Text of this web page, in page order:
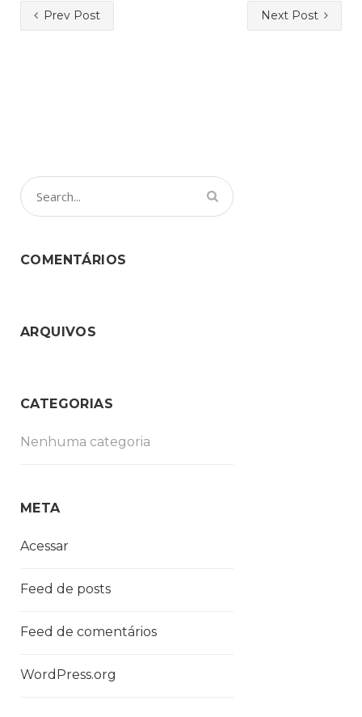
Prev Post Next Post
COMENTÁRIOS
ARQUIVOS
CATEGORIAS
Nenhuma categoria
META
Acessar
Feed de posts
Feed de comentários
WordPress.org